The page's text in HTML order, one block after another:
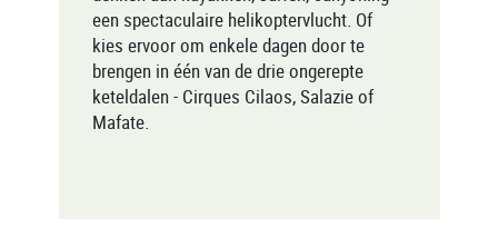
een spectaculaire helikoptervlucht. Of
kies ervoor om enkele dagen door te
brengen in één van de drie ongerepte
keteldalen - Cirques Cilaos, Salazie of
Mafate.